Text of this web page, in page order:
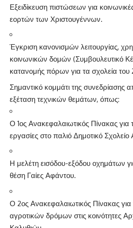
Εξειδίκευση πιστώσεων για
εορτών των Χριστουγέννων.
Έγκριση κανονισμών λειτουργίας,
κοινωνικών δομών (Συμβουλευτικό
κατανομής πόρων για τα σχολεία του
Σημαντικό κομμάτι της συνεδρίασης
εξέταση τεχνικών θεμάτων, όπως:
Ο 1ος Ανακεφαλαιωτικός Πίνακας για
εργασίες στο παλιό Δημοτικό
Η μελέτη εισόδου-εξόδου οχημάτων
θέση Γαίες Αφάντου.
Ο 2ος Ανακεφαλαιωτικός Πίνακας για
αγροτικών δρόμων στις κοινότητες